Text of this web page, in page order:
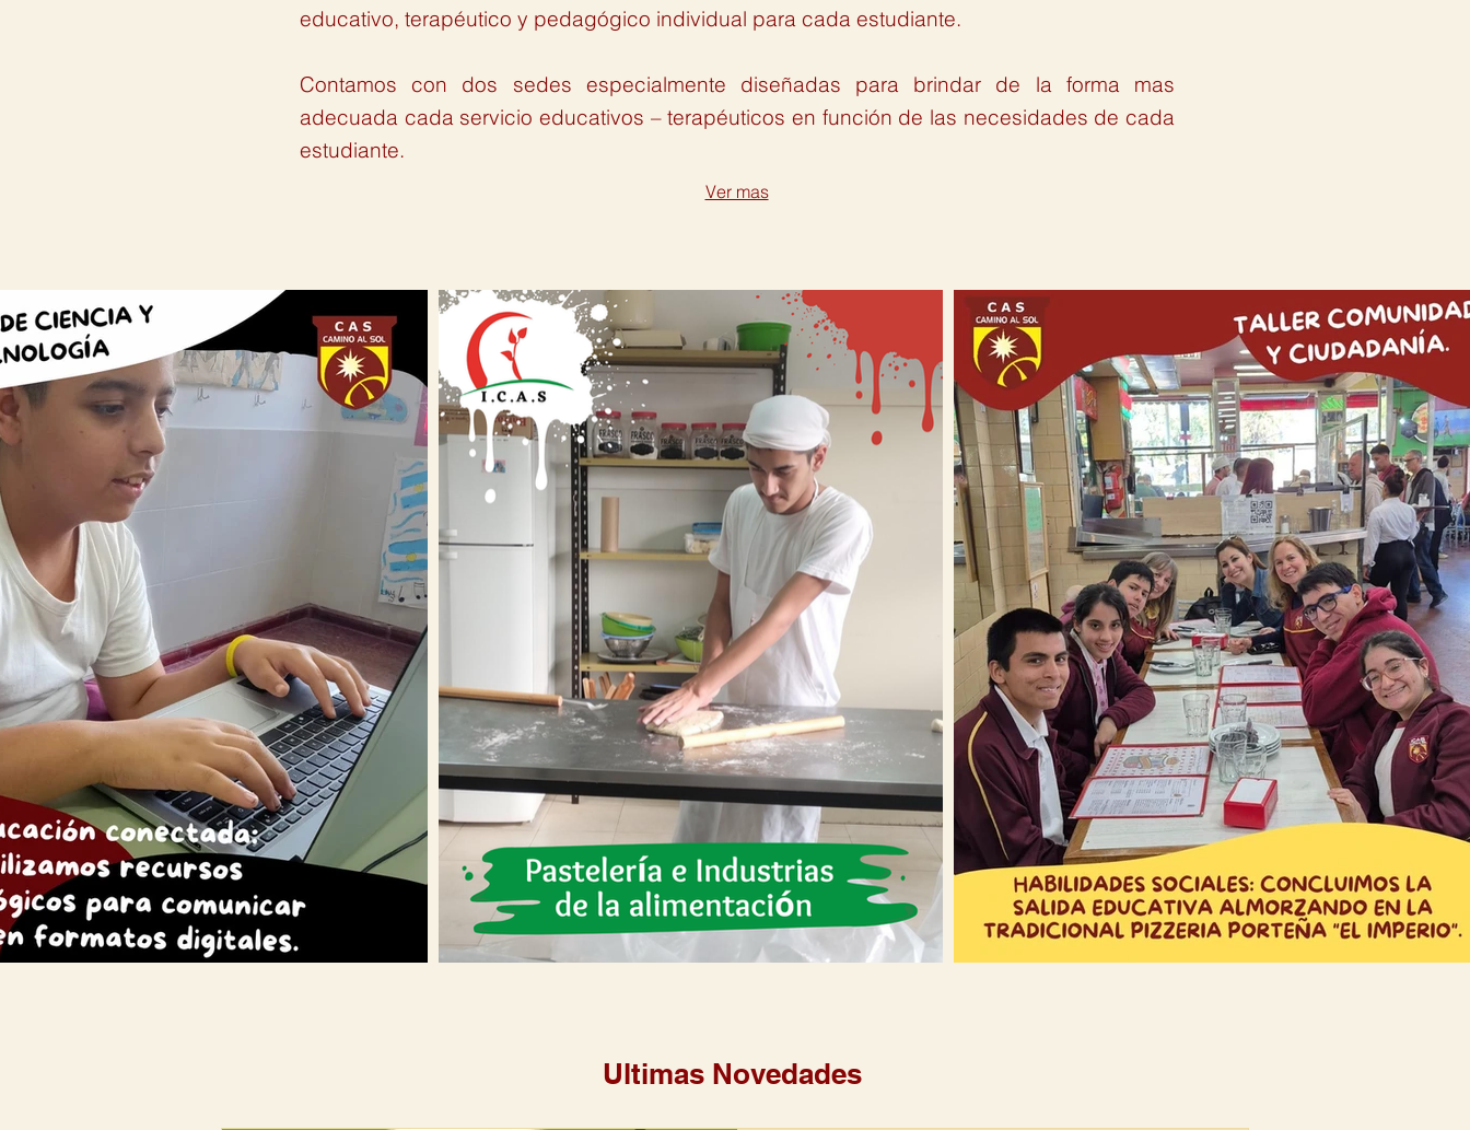
educativo, terapéutico y pedagógico individual para cada estudiante.
Contamos con dos sedes especialmente diseñadas para brindar de la forma mas
adecuada cada servicio educativos – terapéuticos en función de las necesidades de cada
estudiante.
Ver mas
Ultimas Novedades